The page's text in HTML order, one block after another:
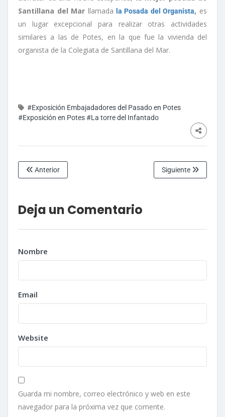
Santillana del Mar llamada la Posada del Organista, es
un lugar excepcional para realizar otras actividades
similares a las de Potes, en la que fue la vivienda del
organista de la Colegiata de Santillana del Mar.
#Exposición Embajadadores del Pasado en Potes
#Exposición en Potes#La torre del Infantado
Anterior Siguiente
Deja un Comentario
Nombre
Email
Website
Guarda mi nombre, correo electrónico y web en este
navegador para la próxima vez que comente.